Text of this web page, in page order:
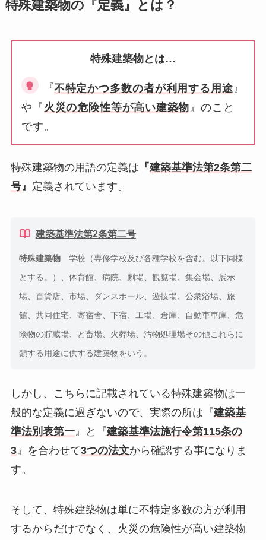
特殊建築物の『定義』とは？
特殊建築物とは…
『不特定かつ多数の者が利用する用途』
や『 火災の危険性等が高い建築物 』のこと
です。
特殊建築物の用語の定義は 『建築基準法第2条第二
号』 定義されています。
建築基準法第2条第二号
特殊建築物 学校（専修学校及び各種学校を含む。以下同様
とする。
）、体育館、病院、劇場、観覧場、集会場、展示
場、百貨店、市場、ダンスホール、遊技場、公衆浴場、旅
館、共同住宅、寄宿舎、下宿、工場、倉庫、自動車車庫、危
険物の貯蔵場、と畜場、火葬場、汚物処理場その他これらに
類する用途に供する建築物をいう。
しかし、こちらに記載されている特殊建築物は一
般的な定義に過ぎないので、実際の所は『建築基
準法別表第一』と『建築基準法施行令第115条の
3』を合わせて3つの法文から確認する事になりま
す。
そして、特殊建築物は単に不特定多数の方が利用
するからだけでなく、火災の危険性が高い建築物